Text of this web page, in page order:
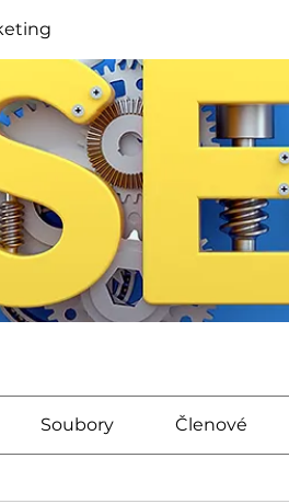
Soubory Členové